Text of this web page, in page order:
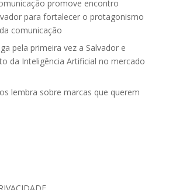
promove encontro
para fortalecer o protagonismo
comunicação
pela primeira vez a Salvador e
da Inteligência Artificial no mercado
lembra sobre marcas que querem